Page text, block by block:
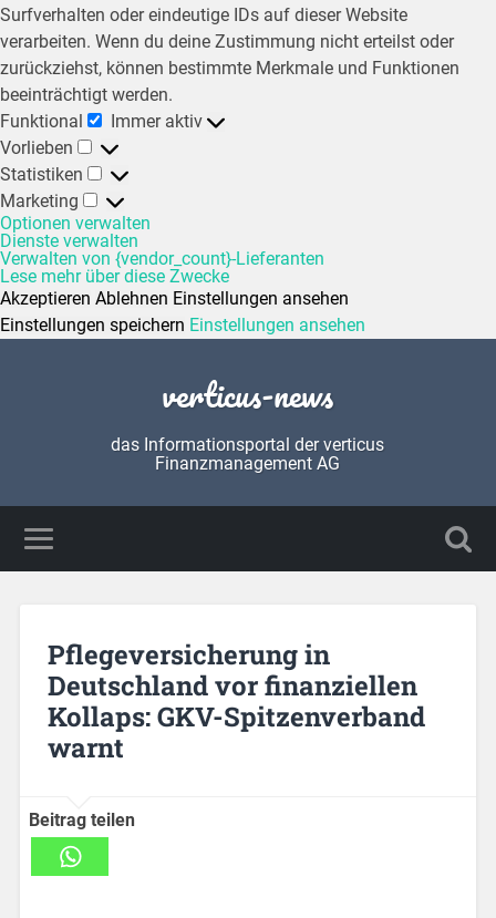
Surfverhalten oder eindeutige IDs auf dieser Website
verarbeiten. Wenn du deine Zustimmung nicht erteilst oder
zurückziehst, können bestimmte Merkmale und Funktionen
beeinträchtigt werden.
Funktional
Immer aktiv
Vorlieben
Statistiken
Marketing
Optionen verwalten
Dienste verwalten
Verwalten von {vendor_count}-Lieferanten
Lese mehr über diese Zwecke
Akzeptieren Ablehnen Einstellungen ansehen
Einstellungen speichern Einstellungen ansehen
verticus-news
das Informationsportal der verticus
Finanzmanagement AG
Pflegeversicherung in
Deutschland vor finanziellen
Kollaps: GKV-Spitzenverband
warnt
Beitrag teilen